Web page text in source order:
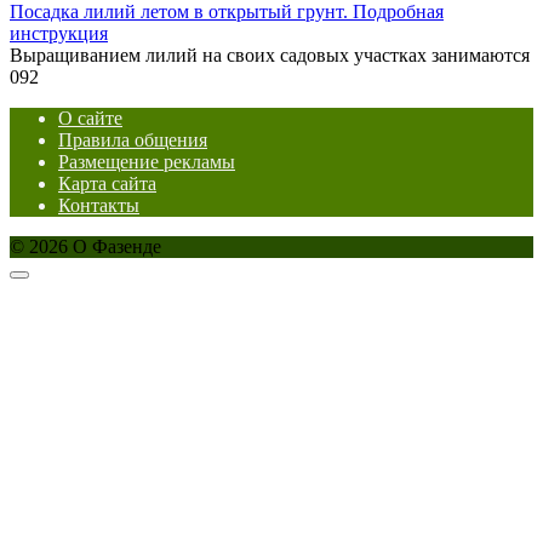
Посадка лилий летом в открытый грунт. Подробная
инструкция
Выращиванием лилий на своих садовых участках занимаются
092
О сайте
Правила общения
Размещение рекламы
Карта сайта
Контакты
© 2026 О Фазенде